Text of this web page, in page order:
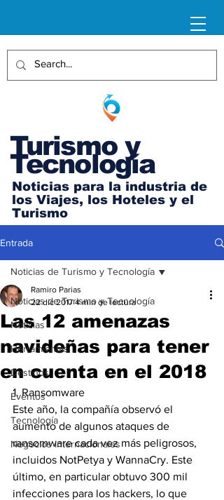
Turismo y
Tecnología
Noticias para la industria de
los Viajes, los Hoteles y el
Turismo
Entrada
Noticias de Turismo y Tecnología
Noticias
Herramientas
Destinos
Eventos
Tecnología
Negocios Internacionales
Noticias de Turismo y Tecnología
Las 12 amenazas
navideñas para tener
en cuenta en el 2018
Ramiro Parias
22 dic 2017 4 min de lectura
1. Ransomware
Este año, la compañía observó el
aumento de algunos ataques de
ransomware cada vez más peligrosos,
incluidos NotPetya y WannaCry. Este
último, en particular obtuvo 300 mil
infecciones para los hackers, lo que